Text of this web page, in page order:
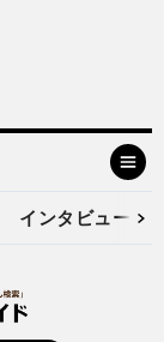
インタビュー